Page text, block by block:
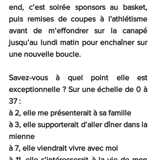
end, c’est soirée sponsors au basket,
puis remises de coupes à l'athlétisme
avant de m’effondrer sur la canapé
jusqu’au lundi matin pour enchaîner sur
une nouvelle boucle.
Savez-vous à quel point elle est
exceptionnelle ? Sur une échelle de 0 à
37 :
à 2, elle me présenterait à sa famille
à 3, elle supporterait d’aller dîner dans la
mienne
à 7, elle viendrait vivre avec moi